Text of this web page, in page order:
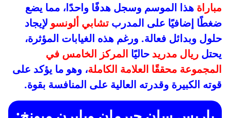
مباراة هذا الموسم وسجل هدفًا واحدًا، مما يضع
ضغطًا إضافيًا على المدرب تشابي ألونسو لإيجاد
حلول وبدائل فعالة. ورغم هذه الغيابات المؤثرة،
يحتل ريال مدريد حاليًا المركز الخامس في
المجموعة محققًا العلامة الكاملة، وهو ما يؤكد على
قوته الكبيرة وقدرته العالية على المنافسة بقوة.